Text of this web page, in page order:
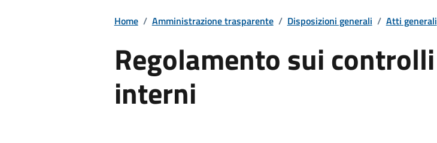
Home / Amministrazione trasparente / Disposizioni generali / Atti generali
Regolamento sui controlli
interni